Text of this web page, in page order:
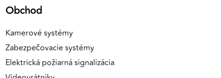
Obchod
Kamerové systémy
Zabezpečovacie systémy
Elektrická požiarná signalizácia